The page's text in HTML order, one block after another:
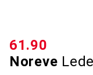
Noreve
CHF
61.90